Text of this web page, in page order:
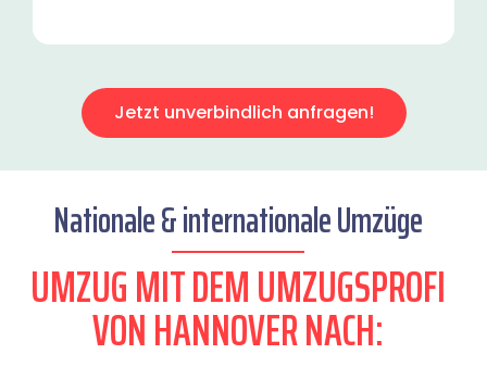
Jetzt unverbindlich anfragen!
Nationale & internationale Umzüge
UMZUG MIT DEM UMZUGSPROFI
VON HANNOVER NACH: